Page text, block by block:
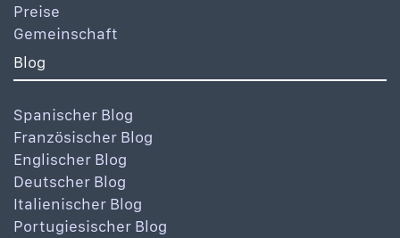
Preise
Gemeinschaft
Blog
Spanischer Blog
Französischer Blog
Englischer Blog
Deutscher Blog
Italienischer Blog
Portugiesischer Blog